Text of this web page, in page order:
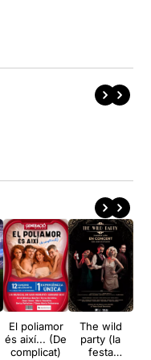
El poliamor
és així... (De
complicat)
The wild
party (la
festa